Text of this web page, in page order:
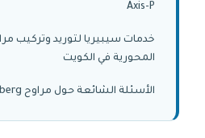
Axis-P
المحورية في الكويت
الأسئلة الشائعة حول مراوح Blauberg المحورية